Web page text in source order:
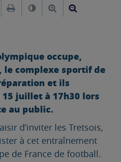
Facebook
sur Twitter
Envoyer par e-mail
ImprimerChanger leAgrandir le
occupe,
complexe sportif de
et ils
juillet à 17h30 lors
au public.
d’inviter les Tretsois,
à cet entraînement
de France de football.